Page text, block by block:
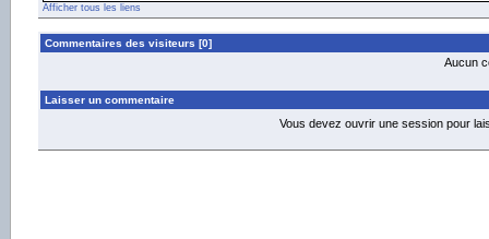
Afficher tous les liens
Commentaires des visiteurs [0]
Aucun
Laisser un commentaire
Vous devez ouvrir une session pour